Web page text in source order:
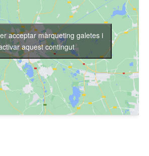
acceptar màrqueting galetes i
aquest contingut